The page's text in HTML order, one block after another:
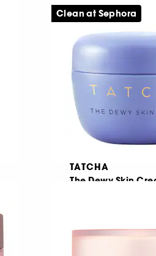
fordele
199,00 KR
TATCHA
The Dewy Skin
209,00 KR
Clean at Sephora